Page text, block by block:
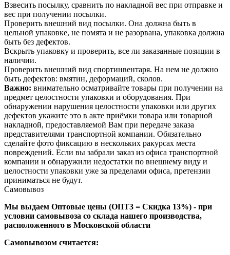
Взвесить посылку, сравнить по накладной вес при отправке и
вес при получении посылки.
Проверить внешний вид посылки. Она должна быть в
цельной упаковке, не помята и не разорвана, упаковка должна
быть без дефектов.
Вскрыть упаковку и проверить, все ли заказанные позиции в
наличии.
Проверить внешний вид спортинвентаря. На нем не должно
быть дефектов: вмятин, деформаций, сколов.
Важно: внимательно осматривайте товары при получении на
предмет целостности упаковки и оборудования. При
обнаружении нарушения целостности упаковки или других
дефектов укажите это в акте приёмки товара или товарной
накладной, предоставляемой Вам при передаче заказа
представителями транспортной компании. Обязательно
сделайте фото фиксацию в нескольких ракурсах места
повреждений. Если вы забрали заказ из офиса транспортной
компании и обнаружили недостатки по внешнему виду и
целостности упаковки уже за пределами офиса, претензии
приниматься не будут.
Самовывоз
Мы выдаем Оптовые цены (ОПТ3 = Скидка 13%) - при
условии самовывоза со склада нашего производства,
расположенного в Московской области
Самовывозом считается: